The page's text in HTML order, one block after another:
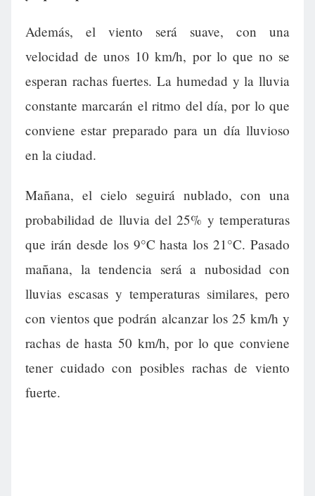
Además, el viento será suave, con una
velocidad de unos 10 km/h, por lo que no se
esperan rachas fuertes. La humedad y la lluvia
constante marcarán el ritmo del día, por lo que
conviene estar preparado para un día lluvioso
en la ciudad.
Mañana, el cielo seguirá nublado, con una
probabilidad de lluvia del 25% y temperaturas
que irán desde los 9°C hasta los 21°C. Pasado
mañana, la tendencia será a nubosidad con
lluvias escasas y temperaturas similares, pero
con vientos que podrán alcanzar los 25 km/h y
rachas de hasta 50 km/h, por lo que conviene
tener cuidado con posibles rachas de viento
fuerte.